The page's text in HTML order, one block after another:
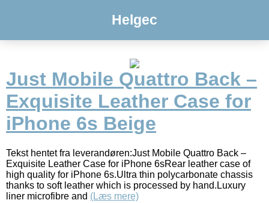
Helgec
Just Mobile Quattro Back –
Exquisite Leather Case for
iPhone 6s Beige
Tekst hentet fra leverandøren:Just Mobile Quattro Back –
Exquisite Leather Case for iPhone 6sRear leather case of
high quality for iPhone 6s.Ultra thin polycarbonate chassis
thanks to soft leather which is processed by hand.Luxury
liner microfibre and (Læs mere)